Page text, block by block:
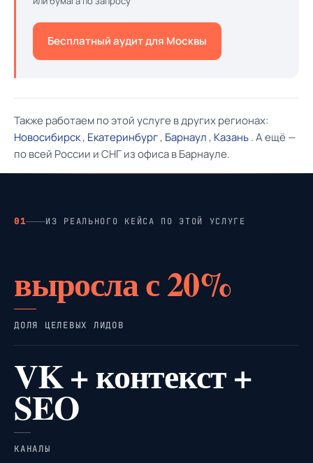
Бесплатный аудит для Москвы
Также работаем по этой услуге в других регионах:
Новосибирск, Екатеринбург, Барнаул , Казань. А ещё —
по всей России и СНГ из офиса в Барнауле.
01 ИЗ РЕАЛЬНОГО КЕЙСА ПО ЭТОЙ УСЛУГЕ
выросла с 20%
ДОЛЯ ЦЕЛЕВЫХ ЛИДОВ
VK + контекст +
SEO
КАНАЛЫ